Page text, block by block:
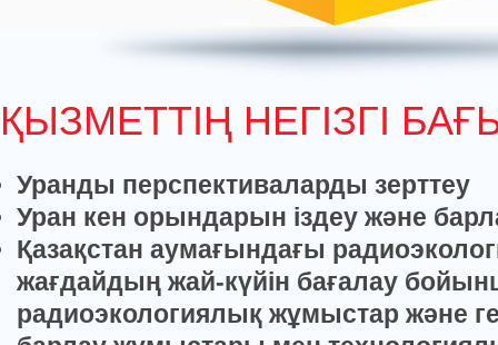
ҚЫЗМЕТТІҢ НЕГІЗГІ
Уранды перспективаларды зерттеу
Уран кен орындарын іздеу және
Қазақстан аумағындағы
жағдайдың жай-күйін бағалау
радиоэкологиялық жұмыстар және